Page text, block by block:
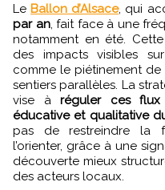
Le Ballon d’Alsace, qui
par an, fait face à une
notamment en été.
des impacts visibles
comme le piétinement
sentiers parallèles. La
vise à réguler ces
éducative et qualitative
pas de restreindre la
l’orienter, grâce à une
découverte mieux
des acteurs locaux.